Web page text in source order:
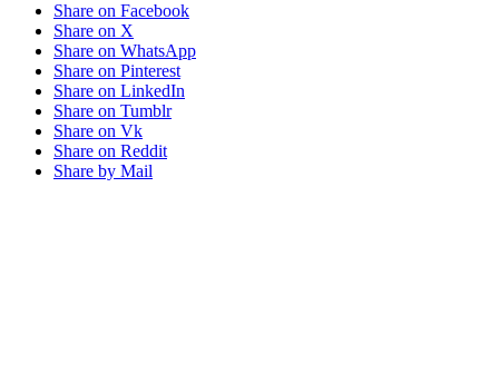
Share on Facebook
Share on X
Share on WhatsApp
Share on Pinterest
Share on LinkedIn
Share on Tumblr
Share on Vk
Share on Reddit
Share by Mail